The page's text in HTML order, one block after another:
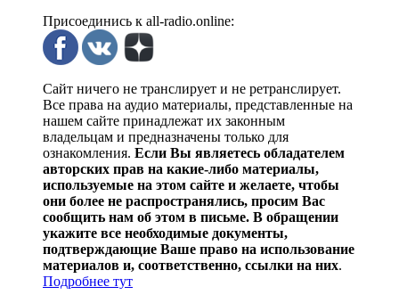
Присоединись к all-radio.online:
Сайт ничего не транслирует и не ретранслирует.
Все права на аудио материалы, представленные на
нашем сайте принадлежат их законным
владельцам и предназначены только для
ознакомления. Если Вы являетесь обладателем
авторских прав на какие-либо материалы,
используемые на этом сайте и желаете, чтобы
они более не распространялись, просим Вас
сообщить нам об этом в письме. В обращении
укажите все необходимые документы,
подтверждающие Ваше право на использование
материалов и, соответственно, ссылки на них.
Подробнее тут